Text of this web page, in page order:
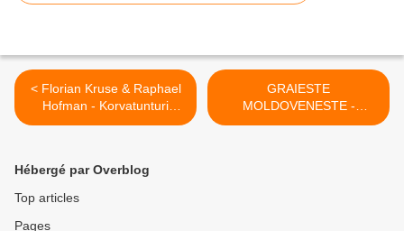
< Florian Kruse & Raphael
Hofman - Korvatunturi
(Original Mix)
GRAIESTE
MOLDOVENESTE -
Gheaghea Vanea >
Hébergé par Overblog
Top articles
Pages